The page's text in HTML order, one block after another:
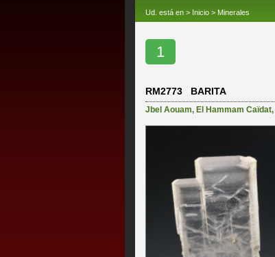
Ud. está en > Inicio > Minerales
1
RM2773 BARITA
Jbel Aouam, El Hammam Caïdat,